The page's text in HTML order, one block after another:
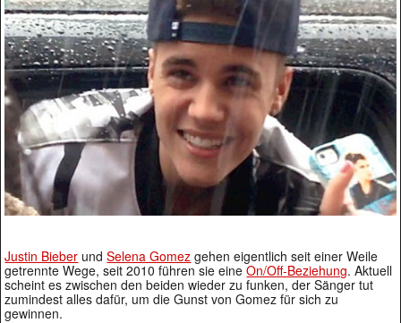
Justin Bieber undSelena Gomez gehen eigentlich seit einer Weile
getrennte Wege, seit 2010 führen sie eineOn/Off-Beziehung. Aktuell
scheint es zwischen den beiden wieder zu funken, der Sänger tut
zumindest alles dafür, um die Gunst von Gomez für sich zu
gewinnen.